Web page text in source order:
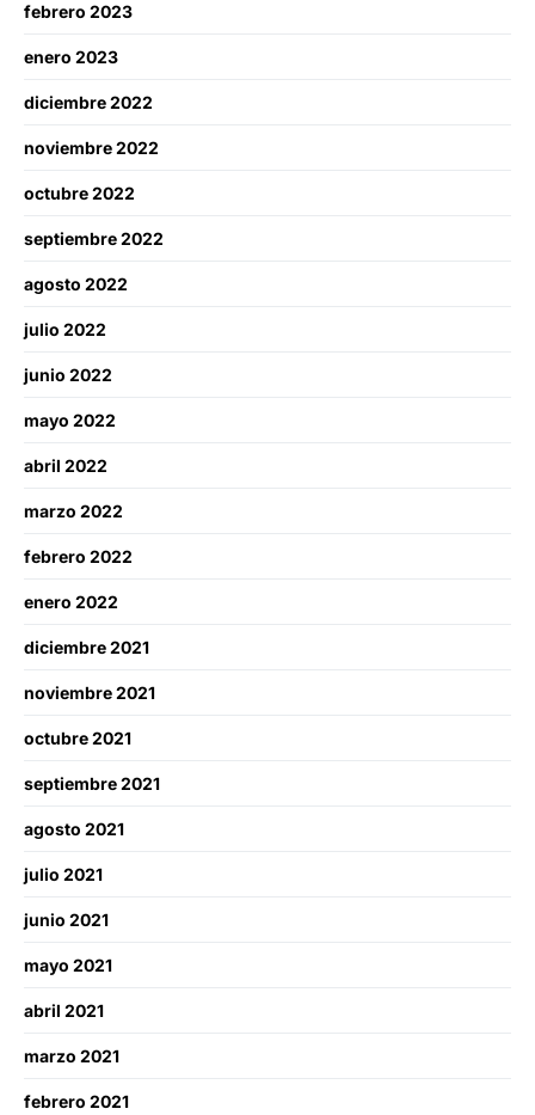
febrero 2023
enero 2023
diciembre 2022
noviembre 2022
octubre 2022
septiembre 2022
agosto 2022
julio 2022
junio 2022
mayo 2022
abril 2022
marzo 2022
febrero 2022
enero 2022
diciembre 2021
noviembre 2021
octubre 2021
septiembre 2021
agosto 2021
julio 2021
junio 2021
mayo 2021
abril 2021
marzo 2021
febrero 2021